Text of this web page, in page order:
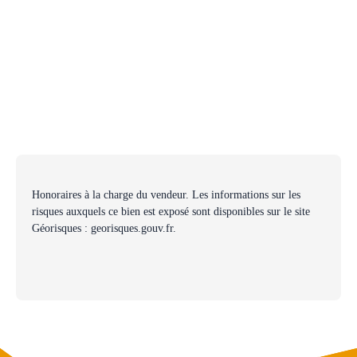
Honoraires à la charge du vendeur. Les informations sur les
risques auxquels ce bien est exposé sont disponibles sur le site
Géorisques : georisques.gouv.fr.